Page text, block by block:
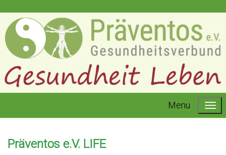
Menu
Präventos e.V. LIFE